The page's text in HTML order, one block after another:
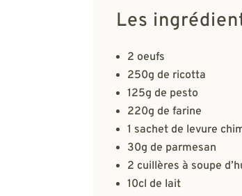
Les
2 oeufs
250g de ricotta
125g de pesto
220g de farine
1 sachet de levure
30g de parmesan
2 cuillères à soupe
10cl de lait